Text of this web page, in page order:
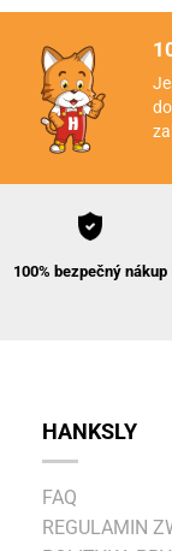
100% bezpečný nákup
HANKSLY
FAQ
REGULAMIN